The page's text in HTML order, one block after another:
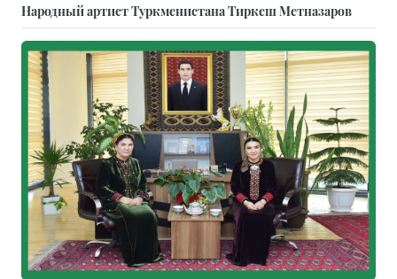
Народный артист Туркменистана Тиркеш Мeтназаров